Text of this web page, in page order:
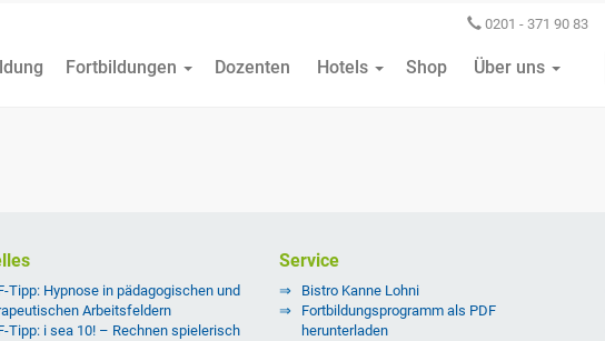
0201 - 371 90 83
Fortbildungen Dozenten Hotels Shop Über uns
Tipp: Hypnose in pädagogischen und
Arbeitsfeldern
Tipp: i sea 10! – Rechnen spielerisch
Service
Bistro Kanne Lohni
Fortbildungsprogramm als PDF
herunterladen